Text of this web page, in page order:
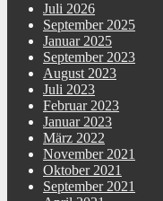
Juli 2026
September 2025
Januar 2025
September 2023
August 2023
Juli 2023
Februar 2023
Januar 2023
März 2022
November 2021
Oktober 2021
September 2021